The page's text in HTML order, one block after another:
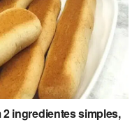
ingredientes simples,